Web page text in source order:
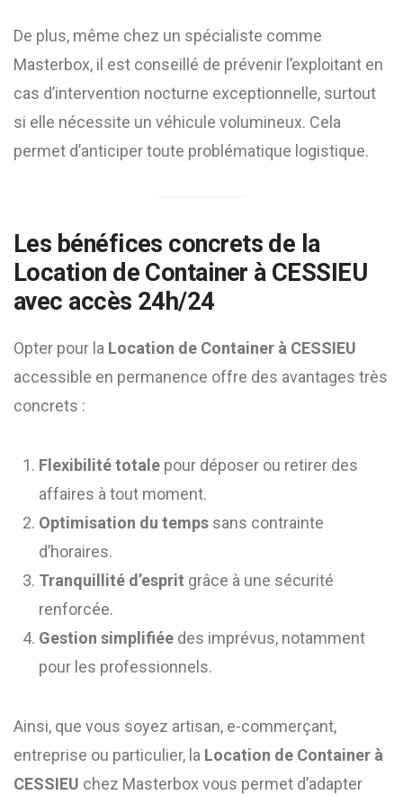
De plus, même chez un spécialiste comme
Masterbox, il est conseillé de prévenir l’exploitant en
cas d’intervention nocturne exceptionnelle, surtout
si elle nécessite un véhicule volumineux. Cela
permet d’anticiper toute problématique logistique.
Les bénéfices concrets de la
Location de Container à CESSIEU
avec accès 24h/24
Opter pour la Location de Container à CESSIEU
accessible en permanence offre des avantages très
concrets :
Flexibilité totale pour déposer ou retirer des
affaires à tout moment.
Optimisation du temps sans contrainte
d’horaires.
Tranquillité d’esprit grâce à une sécurité
renforcée.
Gestion simplifiée des imprévus, notamment
pour les professionnels.
Ainsi, que vous soyez artisan, e-commerçant,
entreprise ou particulier, la Location de Container à
CESSIEU chez Masterbox vous permet d’adapter